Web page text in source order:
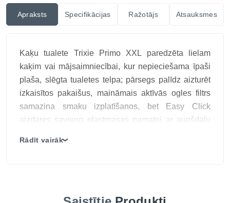
Apraksts Specifikācijas Ražotājs Atsauksmes
Kaķu tualete Trixie Primo XXL paredzēta lielam
kaķim vai mājsaimniecībai, kur nepieciešama īpaši
plaša, slēgta tualetes telpa; pārsegs palīdz aizturēt
izkaisītos pakaišus, maināmais aktīvās ogles filtrs
samazina smaku izplatīšanos, bet Easy Click
aizdares savieno plastmasas pamatni ar augšdaļu
kas nodrošina komfortu pat lielākām šķirnēm vai
Rādīt vairāk❯